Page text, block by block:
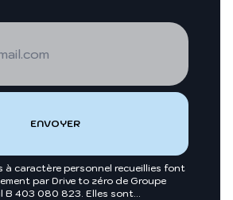
à caractère personnel recueillies font
par Drive to zéro de Groupe
B 403 080 823. Elles sont